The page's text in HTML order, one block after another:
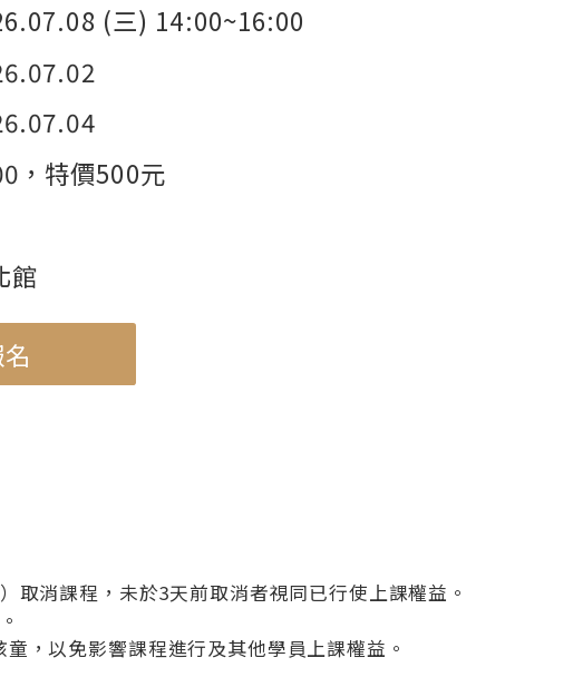
(三) 14:00~16:00
，特價500元
館
取消課程，未於3天前取消者視同已行使上課權益。
，以免影響課程進行及其他學員上課權益。